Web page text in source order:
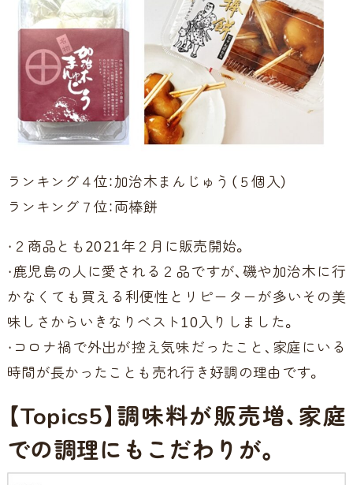
ランキング４位：加治木まんじゅう（５個入）
ランキング７位：両棒餅
・２商品とも2021年２月に販売開始。
・鹿児島の人に愛される２品ですが、磯や加治木に行
かなくても買える利便性とリピーターが多いその美
味しさからいきなりベスト10入りしました。
・コロナ禍で外出が控え気味だったこと、家庭にいる
時間が長かったことも売れ行き好調の理由です。
【Topics5】調味料が販売増、家庭
での調理にもこだわりが。